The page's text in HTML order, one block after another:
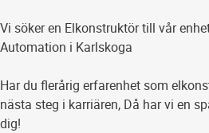
Vi söker en Elkonstruktör till vår
Automation i Karlskoga
Har du flerårig erfarenhet som
nästa steg i karriären, Då har vi en
dig!